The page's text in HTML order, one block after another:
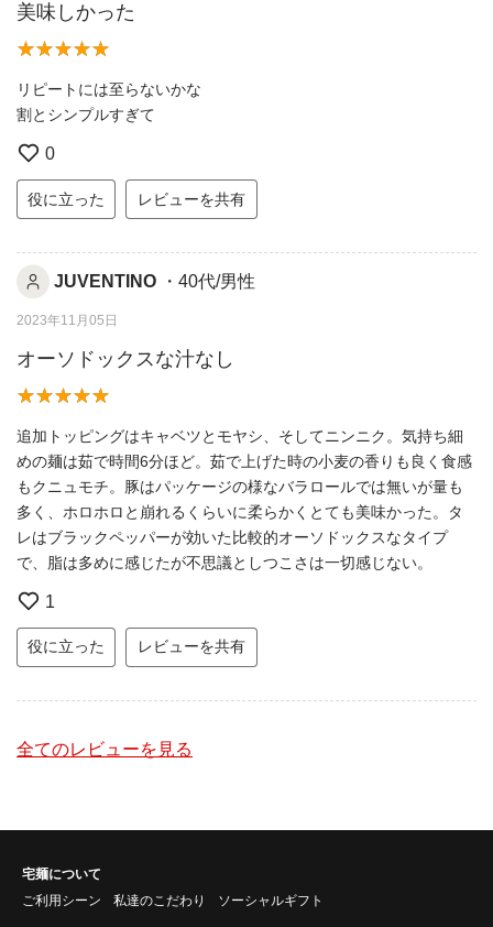
美味しかった
リピートには至らないかな
割とシンプルすぎて
0
役に立った レビューを共有
JUVENTINO ・40代/男性
2023年11月05日
オーソドックスな汁なし
追加トッピングはキャベツとモヤシ、そしてニンニク。気持ち細
めの麺は茹で時間6分ほど。茹で上げた時の小麦の香りも良く食感
もクニュモチ。豚はパッケージの様なバラロールでは無いが量も
多く、ホロホロと崩れるくらいに柔らかくとても美味かった。タ
レはブラックペッパーが効いた比較的オーソドックスなタイプ
で、脂は多めに感じたが不思議としつこさは一切感じない。
1
役に立った レビューを共有
全てのレビューを見る
宅麺について
ご利用シーン
私達のこだわり ソーシャルギフト